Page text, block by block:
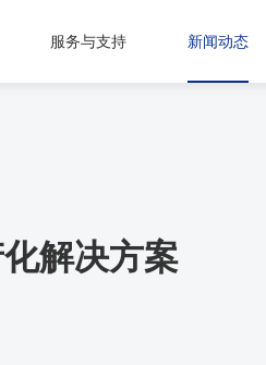
服务与支持 新闻动态
解决方案